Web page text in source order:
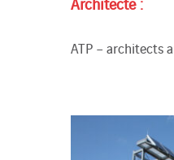
ATP – architects